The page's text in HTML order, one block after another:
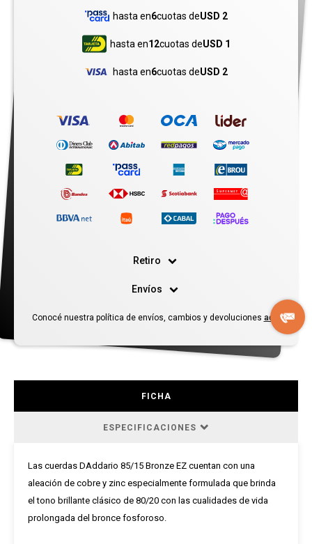
hasta en6cuotas deUSD 2
hasta en12cuotas deUSD 1
hasta en6cuotas deUSD 2
Retiro
Envíos
Conocé nuestra política de envíos, cambios y devoluciones aquí
FICHA
ESPECIFICACIONES
Las cuerdas DAddario 85/15 Bronze EZ cuentan con una
aleación de cobre y zinc especialmente formulada que brinda
el tono brillante clásico de 80/20 con las cualidades de vida
prolongada del bronce fosforoso.